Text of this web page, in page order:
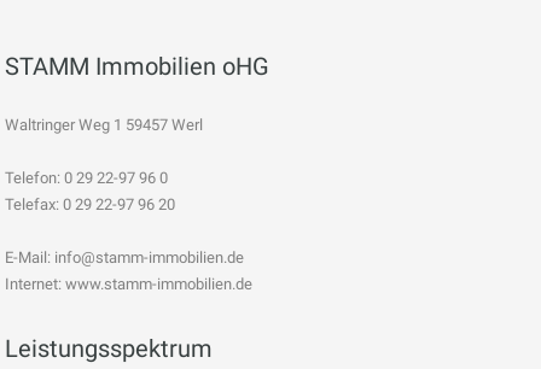
STAMM Immobilien oHG
Waltringer Weg 1 59457 Werl
Telefon: 0 29 22-97 96 0
Telefax: 0 29 22-97 96 20
E-Mail: info@stamm-immobilien.de
Internet: www.stamm-immobilien.de
Leistungsspektrum